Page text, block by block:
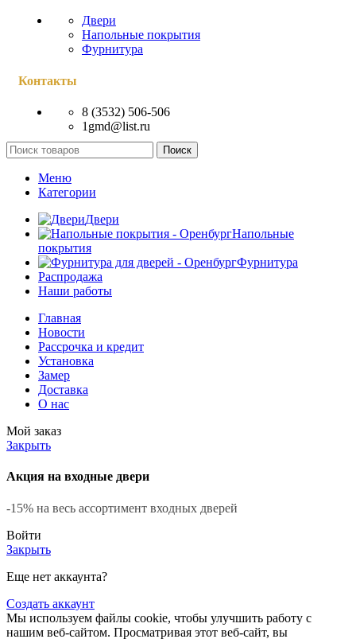
Двери
Напольные покрытия
Фурнитура
Контакты
8 (3532) 506-506
1gmd@list.ru
Поиск
Меню
Категории
Двери
Напольные
покрытия
Фурнитура
Распродажа
Наши работы
Главная
Новости
Рассрочка и кредит
Установка
Замер
Доставка
О нас
Мой заказ
Закрыть
Акция на входные двери
-15% на весь ассортимент входных дверей
Войти
Закрыть
Еще нет аккаунта?
Создать аккаунт
Мы используем файлы cookie, чтобы улучшить работу с
нашим веб-сайтом. Просматривая этот веб-сайт, вы